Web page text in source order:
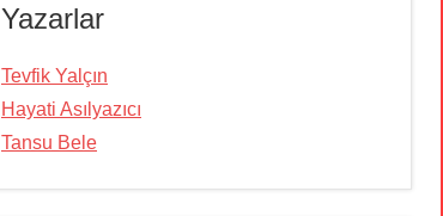
Yazarlar
Tevfik Yalçın
Hayati Asılyazıcı
Tansu Bele